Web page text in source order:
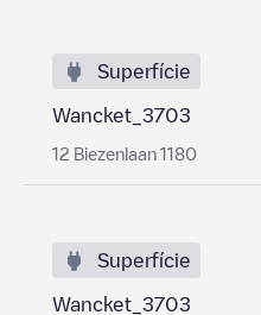
Superfície
Wancket_3703
12 Biezenlaan 1180
Superfície
Wancket_3703